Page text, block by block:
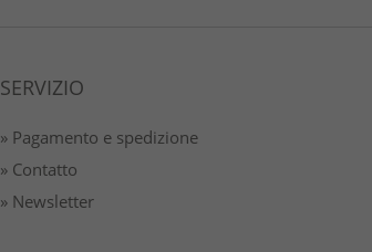
SERVIZIO
» Pagamento e spedizione
» Contatto
» Newsletter